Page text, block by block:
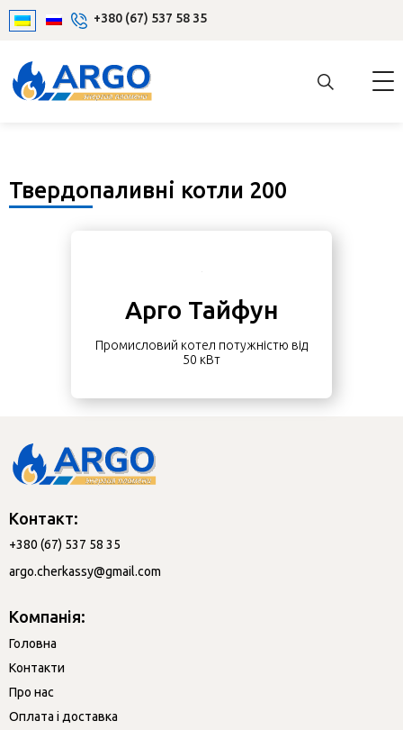
+380 (67) 537 58 35
Твердопаливні котли 200
Арго Тайфун
Промисловий котел потужністю від
50 кВт
Контакт:
+380 (67) 537 58 35
argo.cherkassy@gmail.com
Компанія:
Головна
Контакти
Про нас
Оплата і доставка